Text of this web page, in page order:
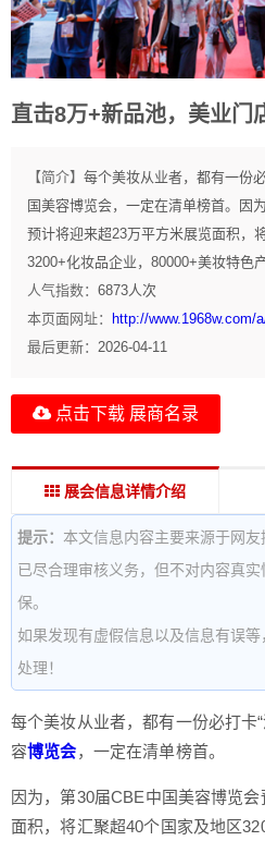
直击8万+新品池，美业门
【简介】 每个美妆从业者，都有一份
国美容博览会，一定在清单榜首。因
预计将迎来超23万平方米展览面积，
3200+化妆品企业，80000+美妆特色
人气指数： 6873人次
本页面网址：
http://www.1968w.com/
最后更新： 2026-04-11
点击下载 展商名录
展会信息详情介绍
提示： 本文信息内容主要来源于网
已尽合理审核义务，但不对内容真
保。
如果发现有虚假信息以及信息有误等
处理！
每个美妆从业者，都有一份必打卡
容博览会，一定在清单榜首。
因为，第30届CBE中国美容博览
面积，将汇聚超40个国家及地区